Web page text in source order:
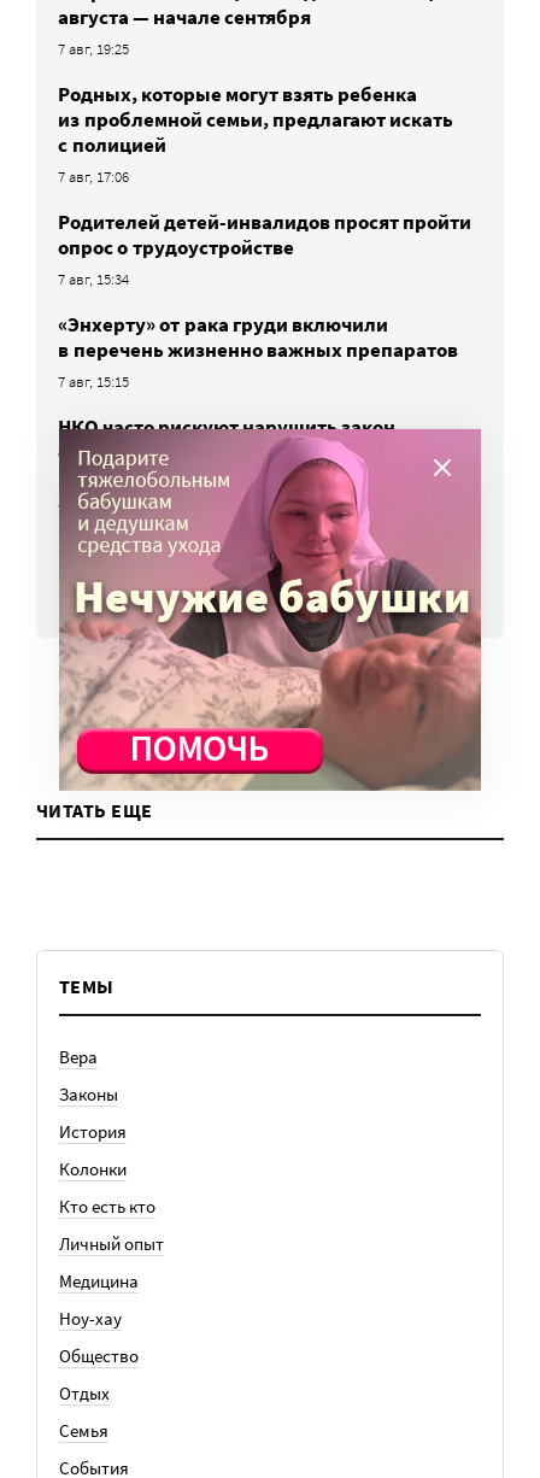
августа — начале сентября
7 авг, 19:25
Родных, которые могут взять ребенка
из проблемной семьи, предлагают искать
с полицией
7 авг, 17:06
Родителей детей-инвалидов просят пройти
опрос о трудоустройстве
7 авг, 15:34
«Энхерту» от рака груди включили
в перечень жизненно важных препаратов
7 авг, 15:15
НКО часто рискуют нарушить закон
о персональных данных. Как этого
избежать?
7 авг, 13:13
ВСЕ НОВОСТИ
ЧИТАТЬ ЕЩЕ
ТЕМЫ
Вера
Законы
История
Колонки
Кто есть кто
Личный опыт
Медицина
Ноу-хау
Общество
Отдых
Семья
События